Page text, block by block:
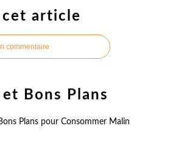
cet article
commentaire
et Bons Plans